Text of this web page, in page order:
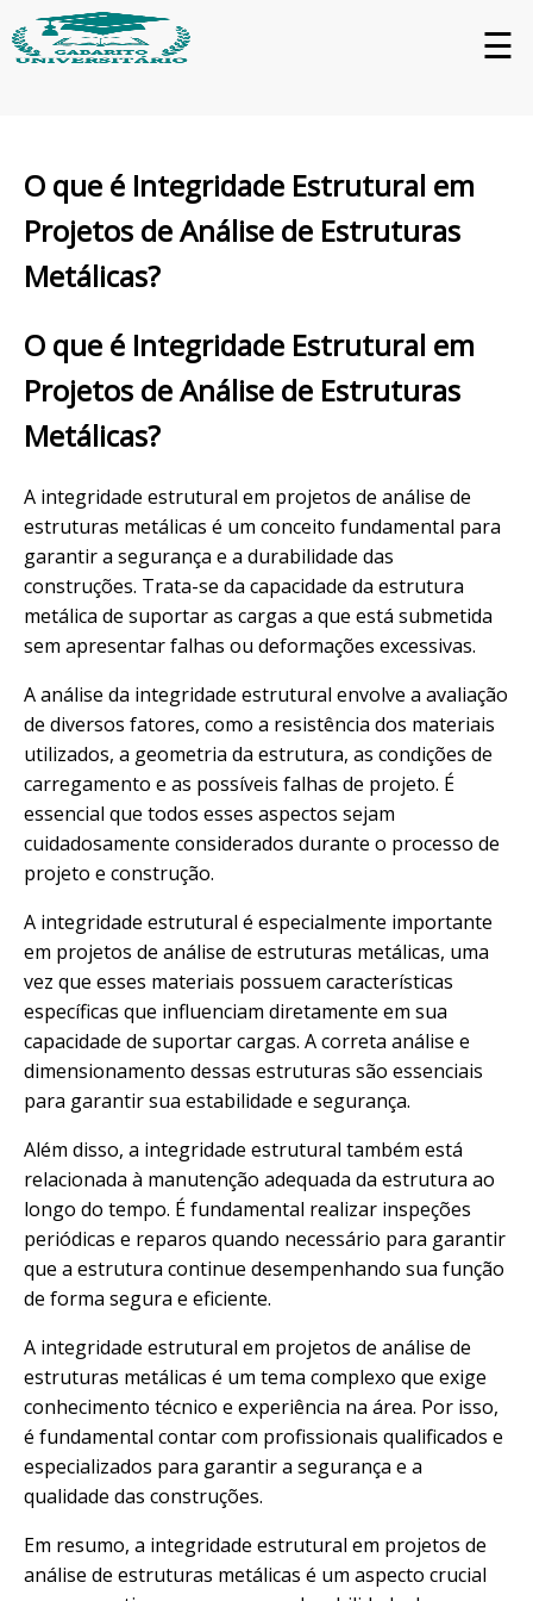
☰
O que é Integridade Estrutural em
Projetos de Análise de Estruturas
Metálicas?
O que é Integridade Estrutural em
Projetos de Análise de Estruturas
Metálicas?
A integridade estrutural em projetos de análise de
estruturas metálicas é um conceito fundamental para
garantir a segurança e a durabilidade das
construções. Trata-se da capacidade da estrutura
metálica de suportar as cargas a que está submetida
sem apresentar falhas ou deformações excessivas.
A análise da integridade estrutural envolve a avaliação
de diversos fatores, como a resistência dos materiais
utilizados, a geometria da estrutura, as condições de
carregamento e as possíveis falhas de projeto. É
essencial que todos esses aspectos sejam
cuidadosamente considerados durante o processo de
projeto e construção.
A integridade estrutural é especialmente importante
em projetos de análise de estruturas metálicas, uma
vez que esses materiais possuem características
específicas que influenciam diretamente em sua
capacidade de suportar cargas. A correta análise e
dimensionamento dessas estruturas são essenciais
para garantir sua estabilidade e segurança.
Além disso, a integridade estrutural também está
relacionada à manutenção adequada da estrutura ao
longo do tempo. É fundamental realizar inspeções
periódicas e reparos quando necessário para garantir
que a estrutura continue desempenhando sua função
de forma segura e eficiente.
A integridade estrutural em projetos de análise de
estruturas metálicas é um tema complexo que exige
conhecimento técnico e experiência na área. Por isso,
é fundamental contar com profissionais qualificados e
especializados para garantir a segurança e a
qualidade das construções.
Em resumo, a integridade estrutural em projetos de
análise de estruturas metálicas é um aspecto crucial